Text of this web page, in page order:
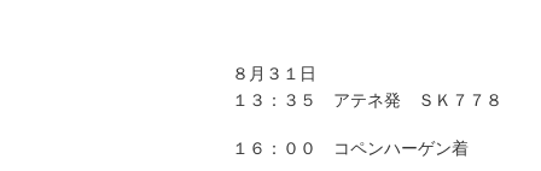
８月３１日
１３：３５ アテネ発 ＳＫ７７８
１６：００ コペンハーゲン着